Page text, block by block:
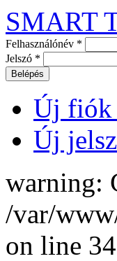
SMART
Felhasználónév *
Jelszó *
Új fiók
Új
warning:
/var/
on line